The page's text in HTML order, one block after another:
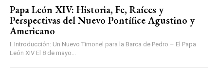
Papa León XIV: Historia, Fe, Raíces y
Perspectivas del Nuevo Pontífice Agustino y
Americano
I. Introducción: Un Nuevo Timonel para la Barca de Pedro – El Papa
León XIV El 8 de mayo...